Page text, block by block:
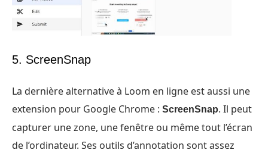
5. ScreenSnap
La dernière alternative à Loom en ligne est aussi une
extension pour Google Chrome : ScreenSnap. Il peut
capturer une zone, une fenêtre ou même tout l’écran
de l’ordinateur. Ses outils d’annotation sont assez